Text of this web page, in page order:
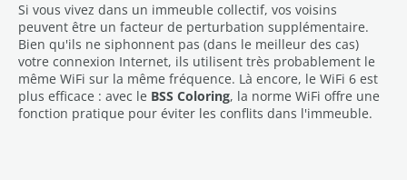
Si vous vivez dans un immeuble collectif, vos voisins
peuvent être un facteur de perturbation supplémentaire.
Bien qu'ils ne siphonnent pas (dans le meilleur des cas)
votre connexion Internet, ils utilisent très probablement le
même WiFi sur la même fréquence. Là encore, le WiFi 6 est
plus efficace : avec le BSS Coloring, la norme WiFi offre une
fonction pratique pour éviter les conflits dans l'immeuble.